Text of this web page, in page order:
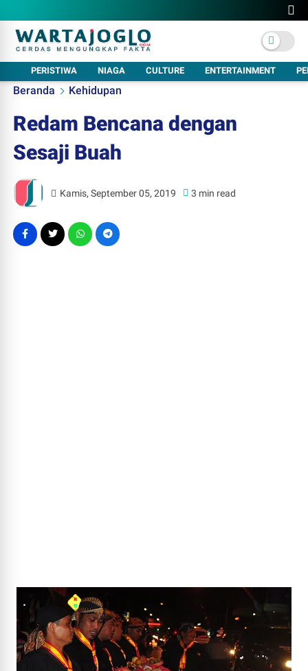
PERISTIWA NIAGA CULTURE ENTERTAINMENT
Beranda Kehidupan
Redam Bencana dengan
Sesaji Buah
Kamis, September 05, 2019 3 min read